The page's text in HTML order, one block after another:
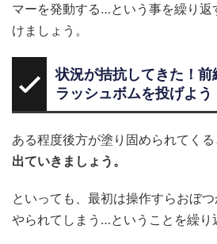
マーを発動する…という事を繰り返
けましょう。
状況が拮抗してきた！
ラッシュボムを投げよう
ある程度後方が塗り固められてく
出ていきましょう。
といっても、最初は操作すらおぼ
やられてしまう…ということを繰り